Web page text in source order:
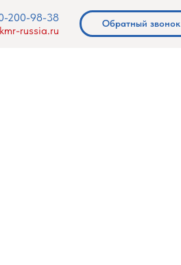
200-98-38
russia.ru
Обратный звонок